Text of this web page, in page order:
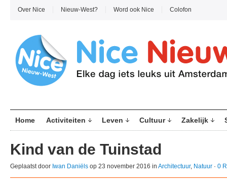
Over Nice Nieuw-West? Word ook Nice Colofon
Home Activiteiten Leven Cultuur Zakelijk
Kind van de Tuinstad
Geplaatst door Iwan Daniëls op 23 november 2016 in Architectuur, Natuur · 0